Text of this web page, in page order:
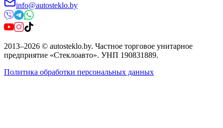
info@autosteklo.by
2013–2026 © autosteklo.by. Частное торговое унитарное
предприятие «Стеклоавто». УНП 190831889.
Политика обработки персональных данных